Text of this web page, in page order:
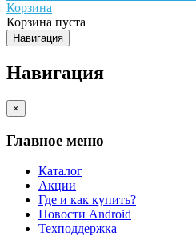
Корзина
Корзина пуста
Навигация
Навигация
×
Главное меню
Каталог
Акции
Где и как купить?
Новости Android
Техподдержка